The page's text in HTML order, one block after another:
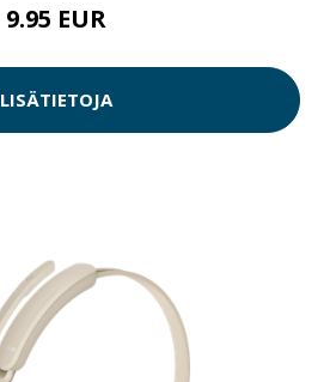
9.95 EUR
LISÄTIETOJA